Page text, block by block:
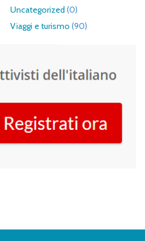
Uncategorized (0)
Viaggi e turismo (90)